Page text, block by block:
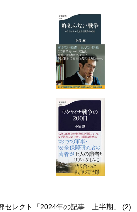
セレクト「2024年の記事 上半期」 (2)